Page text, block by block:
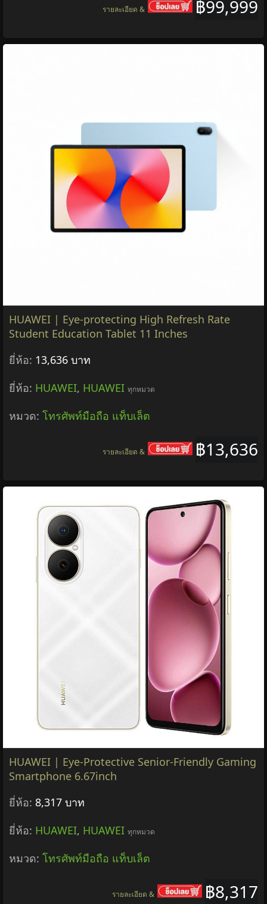
฿99,999
รายละเอียด &
HUAWEI | Eye-protecting High Refresh Rate
Student Education Tablet 11 Inches
ยี่ห้อ: 13,636 บาท
ยี่ห้อ: HUAWEI, HUAWEI ทุกหมวด
หมวด: โทรศัพท์มือถือ แท็บเล็ต
฿13,636
รายละเอียด &
HUAWEI | Eye-Protective Senior-Friendly Gaming
Smartphone 6.67inch
ยี่ห้อ: 8,317 บาท
ยี่ห้อ: HUAWEI, HUAWEI ทุกหมวด
หมวด: โทรศัพท์มือถือ แท็บเล็ต
฿8,317
รายละเอียด &